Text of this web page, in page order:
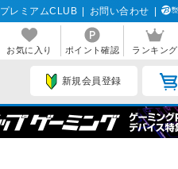
プレミアムCLUB お問い合わせ
お気に入り ポイント確認 ランキング
新規会員登録